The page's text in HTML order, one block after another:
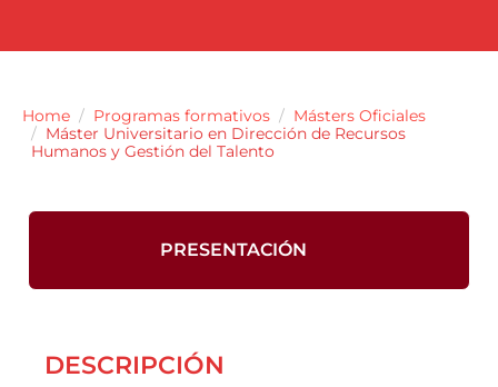
Home Programas formativos
Másters Oficiales
Máster Universitario en Dirección de Recursos
Humanos y Gestión del Talento
PRESENTACIÓN
DESCRIPCIÓN